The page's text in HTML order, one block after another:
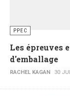
PPEC
Les épreuves
d'emballage
RACHEL KAGAN 30